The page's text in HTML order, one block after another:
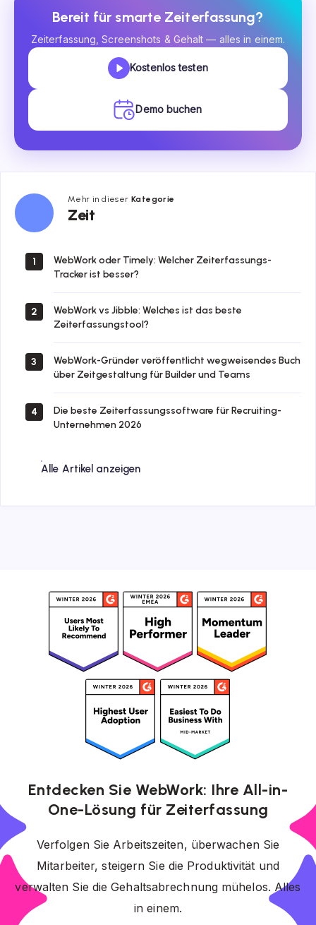
Bereit für smarte Zeiterfassung?
Zeiterfassung, Screenshots & Gehalt — alles in einem.
Kostenlos testen
Demo buchen
Mehr in dieser Kategorie
Zeit
Zeit
1
WebWork oder Timely: Welcher Zeiterfassungs-
Tracker ist besser?
2
WebWork vs Jibble: Welches ist das beste
Zeiterfassungstool?
3
WebWork-Gründer veröffentlicht wegweisendes Buch
über Zeitgestaltung für Builder und Teams
4
Die beste Zeiterfassungssoftware für Recruiting-
Unternehmen 2026
Alle Artikel anzeigen
Entdecken Sie WebWork: Ihre All-in-
One-Lösung für Zeiterfassung
Verfolgen Sie Arbeitszeiten, überwachen Sie
Mitarbeiter, steigern Sie die Produktivität und
verwalten Sie die Gehaltsabrechnung mühelos. Alles
in einem.